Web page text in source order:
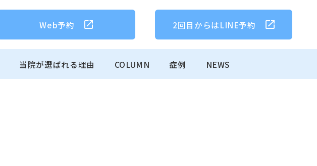
Web予約 2回目からはLINE予約
当院が選ばれる理由 COLUMN 症例 NEWS